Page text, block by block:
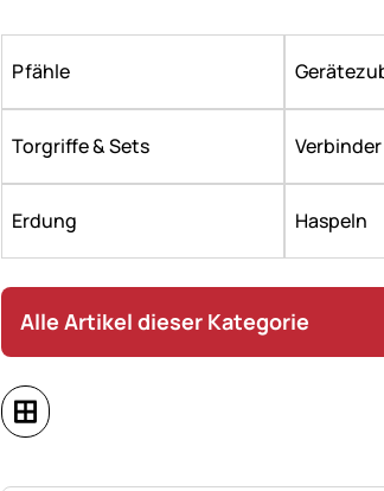
Pfähle
Torgriffe & Sets
Erdung Haspeln
Alle Artikel dieser Kategorie